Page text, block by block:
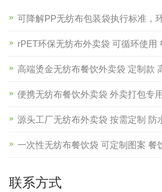
可降解PP无纺布包装袋执行标准，
rPET环保无纺布外卖袋 可循环使用
高端烫金无纺布餐饮外卖袋 定制款
便携无纺布餐饮外卖袋 外卖打包专
源头工厂无纺布外卖袋 按需定制 防
一次性无纺布餐饮袋 可定制图案 餐
联系方式